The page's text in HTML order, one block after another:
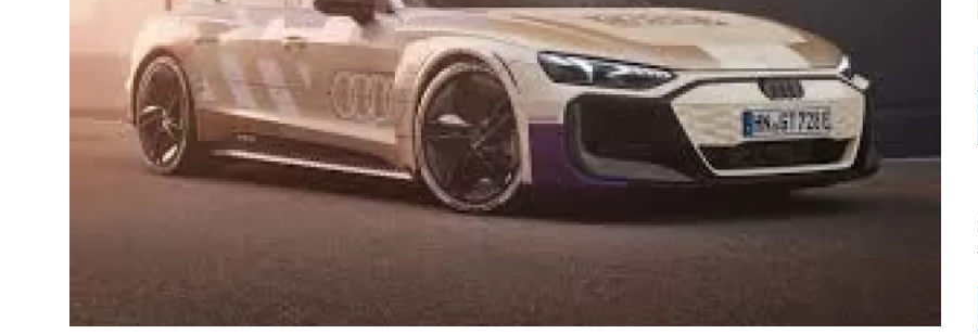
Yağlar & Sıvılar
LPG & Yakıt